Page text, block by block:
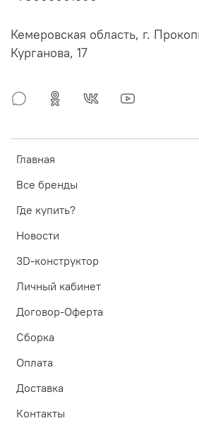
Главная
Все бренды
Где купить?
Новости
3D-конструктор
Личный кабинет
Договор-Оферта
Сборка
Оплата
Доставка
Контакты
Кемеровская область, г.
Курганова, 17